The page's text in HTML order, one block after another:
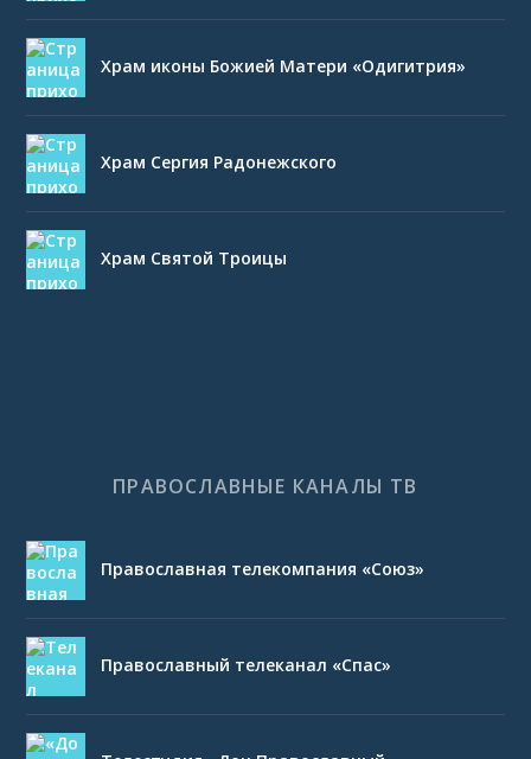
Храм иконы Божией Матери «Одигитрия»
Храм Сергия Радонежского
Храм Святой Троицы
ПРАВОСЛАВНЫЕ КАНАЛЫ ТВ
Православная телекомпания «Союз»
Православный телеканал «Спас»